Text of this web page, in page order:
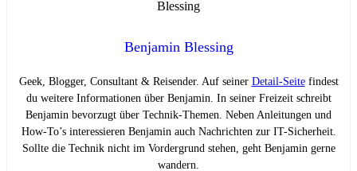
Benjamin Blessing
Geek, Blogger, Consultant & Reisender. Auf seiner Detail-Seitefindest
du weitere Informationen über Benjamin. In seiner Freizeit schreibt
Benjamin bevorzugt über Technik-Themen. Neben Anleitungen und
How-To’s interessieren Benjamin auch Nachrichten zur IT-Sicherheit.
Sollte die Technik nicht im Vordergrund stehen, geht Benjamin gerne
wandern.